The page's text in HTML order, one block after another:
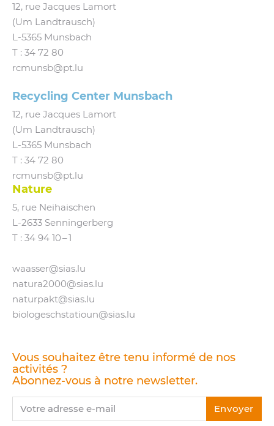
12, rue Jacques Lamort
(Um Landtrausch)
L‑5365 Munsbach
T : 34 72 80
rcmunsb@​pt.​lu
Recycling Center Munsbach
12, rue Jacques Lamort
(Um Landtrausch)
L‑5365 Munsbach
T : 34 72 80
rcmunsb@​pt.​lu
Nature
5, rue Neihaischen
L‑2633 Senningerberg
T : 34 94 10 – 1
waasser@​sias.​lu
natura2000@​sias.​lu
naturpakt@​sias.​lu
biologeschstatioun@​sias.​lu
Vous souhaitez être tenu informé de nos
activités ?
Abonnez-vous à notre newsletter.
Votre adresse e-mail Envoyer